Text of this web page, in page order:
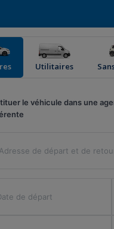
Utilitaires
le véhicule dans une